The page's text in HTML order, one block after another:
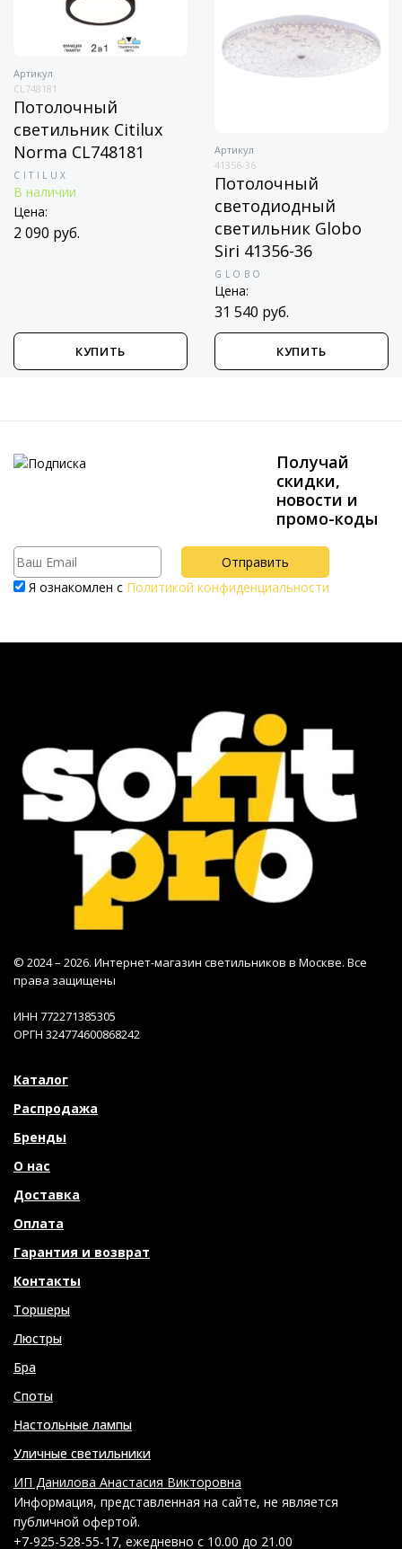
Артикул
CL748181
Потолочный
светильник Citilux
Norma CL748181
CITILUX
В наличии
Цена:
2 090 руб.
КУПИТЬ
Артикул
41356-36
Потолочный
светодиодный
светильник Globo
Siri 41356-36
GLOBO
Цена:
31 540 руб.
КУПИТЬ
Получай
скидки,
новости и
промо-коды
Я ознакомлен с Политикой конфиденциальности
© 2024 – 2026. Интернет-магазин светильников в Москве. Все
права защищены
ИНН 772271385305
ОРГН 324774600868242
Каталог
Распродажа
Бренды
О нас
Доставка
Оплата
Гарантия и возврат
Контакты
Торшеры
Люстры
Бра
Споты
Настольные лампы
Уличные светильники
ИП Данилова Анастасия Викторовна
Информация, представленная на сайте, не является
публичной офертой.
+7-925-528-55-17, ежедневно с 10.00 до 21.00